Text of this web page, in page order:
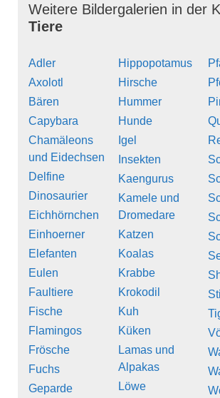
Weitere Bildergalerien in der
Tiere
Adler
Axolotl
Bären
Capybara
Chamäleons
und Eidechsen
Delfine
Dinosaurier
Eichhörnchen
Einhoerner
Elefanten
Eulen
Faultiere
Fische
Flamingos
Frösche
Fuchs
Geparde
Hippopotamus
Hirsche
Hummer
Hunde
Igel
Insekten
Kaengurus
Kamele und
Dromedare
Katzen
Koalas
Krabbe
Krokodil
Kuh
Küken
Lamas und
Alpakas
Löwe